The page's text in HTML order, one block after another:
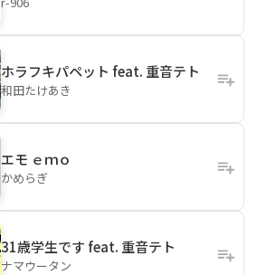
ホラフキパペット feat. 重音テト
和田たけあき
エモ ｅｍｏ
かめらぎ
31歳学生です feat. 重音テト
ナマウータン